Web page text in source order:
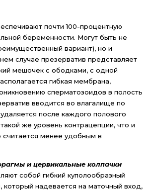
почти 100-процентную
беременности. Могут быть не
вариант), но и
случае презерватив представляет
мешочек с ободками, с одной
гибкая мембрана,
сперматозоидов в полость
вводится во влагалище по
после каждого полового
же уровень контрацепции, что и
считается менее удобным в
и цервикальные колпачки
собой гибкий куполообразный
который надевается на маточный вход,